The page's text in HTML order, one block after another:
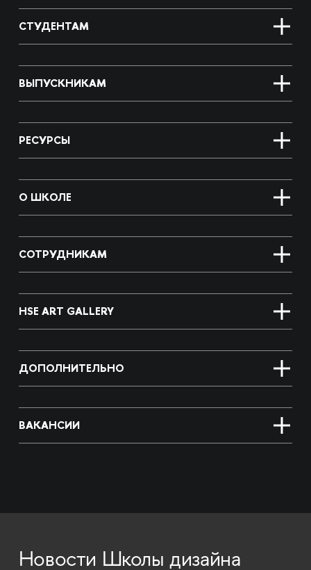
СТУДЕНТАМ
ВЫПУСКНИКАМ
РЕСУРСЫ
О ШКОЛЕ
СОТРУДНИКАМ
HSE ART GALLERY
ДОПОЛНИТЕЛЬНО
ВАКАНСИИ
Новости Школы дизайна